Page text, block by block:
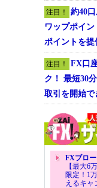
注目！
約40
ワップポイ
ポイントを提
注目！
FX口
ク！ 最短30
取引を開始で
FXブロ
【最大6
限定！1
えるキャ